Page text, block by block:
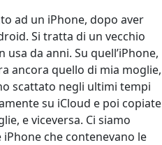
ad un iPhone, dopo aver
Si tratta di un vecchio
da anni. Su quell’iPhone,
ancora quello di mia moglie,
scattato negli ultimi tempi
su iCloud e poi copiate
e viceversa. Ci siamo
che contenevano le